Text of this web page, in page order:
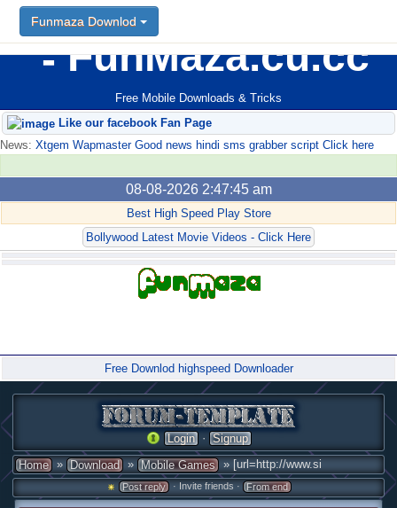
FunMaza.cu.cc
Free Mobile Downloads & Tricks
Funmaza Downlod
Like our facebook Fan Page
News: Xtgem Wapmaster Good news hindi sms grabber script Click here
08-08-2026 2:47:45 am
Best High Speed Play Store
Bollywood Latest Movie Videos - Click Here
Free Downlod highspeed Downloader
Login · Signup
Home » Download » Mobile Games » [url=http://www.si
Post reply · Invite friends · From end